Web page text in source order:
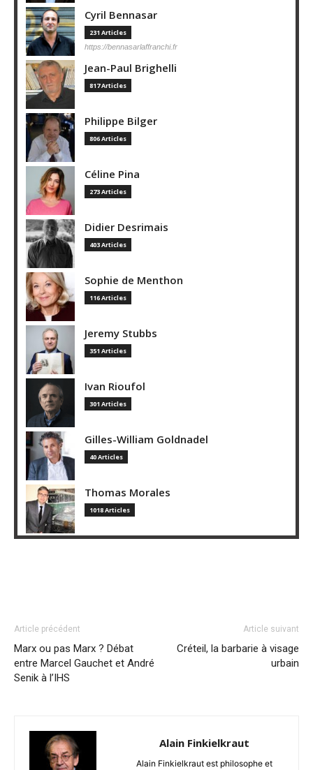
Cyril Bennasar
231 Articles
https://bennasarlaffranchi.fr
Jean-Paul Brighelli
817 Articles
Philippe Bilger
806 Articles
Céline Pina
273 Articles
Didier Desrimais
403 Articles
Sophie de Menthon
116 Articles
Jeremy Stubbs
351 Articles
Ivan Rioufol
301 Articles
Gilles-William Goldnadel
40 Articles
Thomas Morales
1018 Articles
Article précédent
Marx ou pas Marx ? Débat
entre Marcel Gauchet et André
Senik à l’IHS
Article suivant
Créteil, la barbarie à visage
urbain
Alain Finkielkraut
Alain Finkielkraut est philosophe et